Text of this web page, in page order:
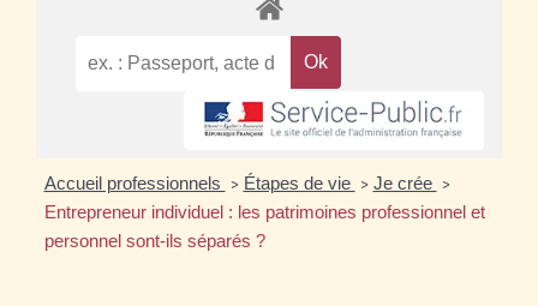
Accueil professionnels > Étapes de vie > Je crée >
Entrepreneur individuel : les patrimoines professionnel et
personnel sont-ils séparés ?